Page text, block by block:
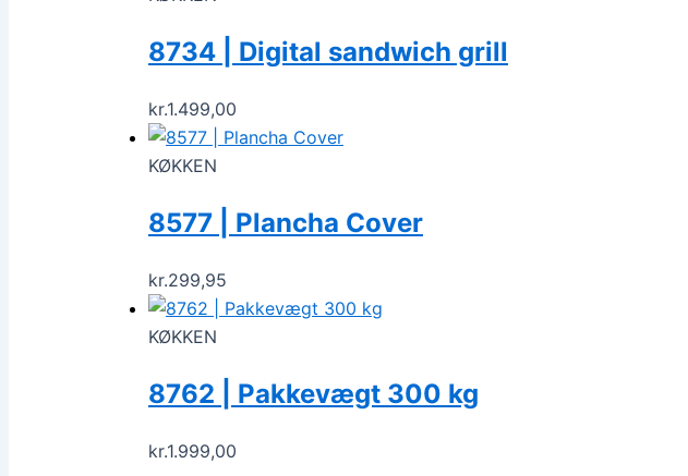
8734 | Digital sandwich grill
kr.1.499,00
KØKKEN
8577 | Plancha Cover
kr.299,95
KØKKEN
8762 | Pakkevægt 300 kg
kr.1.999,00